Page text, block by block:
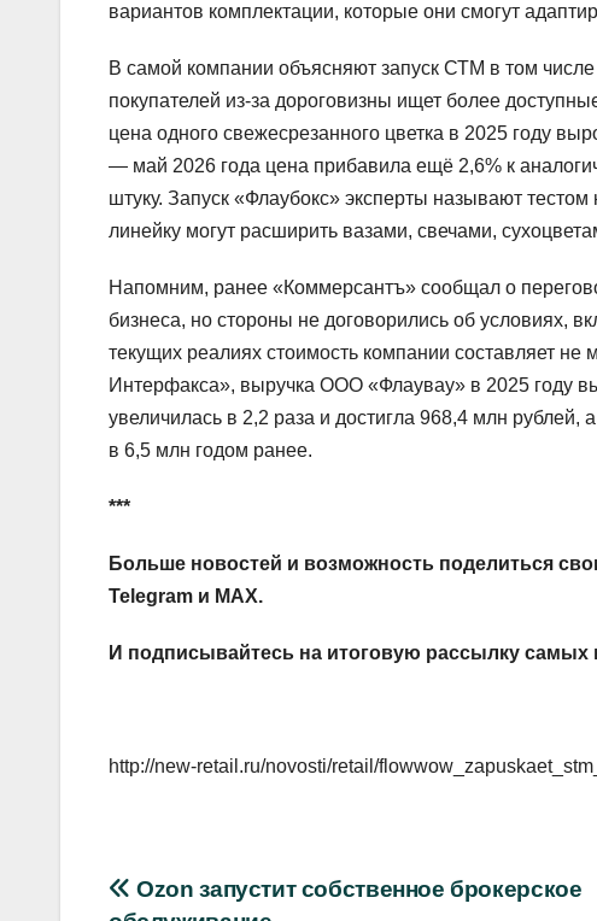
вариантов комплектации, которые они смогут
В самой компании объясняют запуск СТМ в том
покупателей из-за дороговизны ищет более
цена одного свежесрезанного цветка в 2025 году
— май 2026 года цена прибавила ещё 2,6% к
штуку. Запуск «Флаубокс» эксперты называют
линейку могут расширить вазами, свечами,
Напомним, ранее «Коммерсантъ» сообщал о
бизнеса, но стороны не договорились об условиях,
текущих реалиях стоимость компании составляет
Интерфакса», выручка ООО «Флаувау» в 2025 году
увеличилась в 2,2 раза и достигла 968,4 млн
в 6,5 млн годом ранее.
***
Больше новостей и возможность поделиться
Telegram и MAX.
И подписывайтесь на итоговую рассылку самых
http://new-retail.ru/novosti/retail/
Навигация
Ozon запустит собственное брокерское